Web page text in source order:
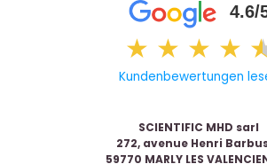
4.6/
★ ★ ★ ★
Kundenbewertungen
SCIENTIFIC MHD sarl
272, avenue Henri
59770 MARLY LES